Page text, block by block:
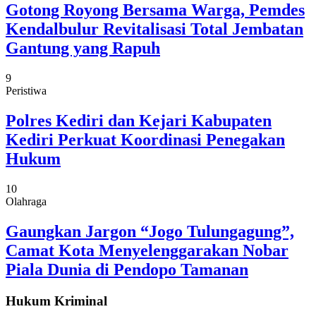
Gotong Royong Bersama Warga, Pemdes
Kendalbulur Revitalisasi Total Jembatan
Gantung yang Rapuh
9
Peristiwa
Polres Kediri dan Kejari Kabupaten
Kediri Perkuat Koordinasi Penegakan
Hukum
10
Olahraga
Gaungkan Jargon “Jogo Tulungagung”,
Camat Kota Menyelenggarakan Nobar
Piala Dunia di Pendopo Tamanan
Hukum Kriminal